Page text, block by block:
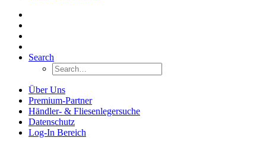
Search
Über Uns
Premium-Partner
Händler- & Fliesenlegersuche
Datenschutz
Log-In Bereich